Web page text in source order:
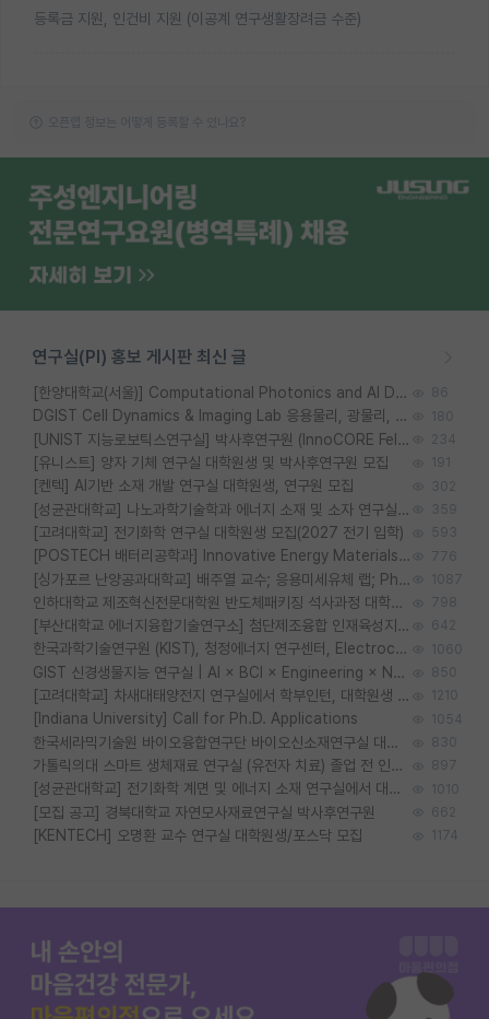
등록금 지원, 인건비 지원 (이공계 연구생활장려금 수준)
오픈랩 정보는 어떻게 등록할 수 있나요?
연구실(PI) 홍보 게시판 최신 글
[한양대학교(서울)] Computational Photonics and AI Design Lab 대학원생 모집 86
DGIST Cell Dynamics & Imaging Lab 응용물리, 광물리, 양자, 생물물리 대학원생 모집 [삼성과제, 전문연TO] 180
[UNIST 지능로보틱스연구실] 박사후연구원 (InnoCORE Fellow) 모집 공고 234
[유니스트] 양자 기체 연구실 대학원생 및 박사후연구원 모집 191
[켄텍] AI기반 소재 개발 연구실 대학원생, 연구원 모집 302
[성균관대학교] 나노과학기술학과 에너지 소재 및 소자 연구실 대학원생 모집 359
[고려대학교] 전기화학 연구실 대학원생 모집(2027 전기 입학) 593
[POSTECH 배터리공학과] Innovative Energy Materials Lab 대학원생 모집 (특성화대학원) 776
[싱가포르 난양공과대학교] 배주열 교수; 응용미세유체 랩; PhD/Postdoc/Visiting 모집 1087
인하대학교 제조혁신전문대학원 반도체패키징 석사과정 대학원생 모집 798
[부산대학교 에너지융합기술연구소] 첨단제조융합 인재육성지원 박사후연구원 채용 (이진홍 교수님 연구실) 642
한국과학기술연구원 (KIST), 청정에너지 연구센터, Electrochemical Materials and Devices (Emd) Lab에서 학생을 모집합니다. (연,고대) 1060
GIST 신경생물지능 연구실 | AI × BCI × Engineering × Neuroscience 이노코어 Post-doc 모집 850
[고려대학교] 차새대태양전지 연구실에서 학부인턴, 대학원생 및 Post.Doc.을 모집합니다. 1210
[Indiana University] Call for Ph.D. Applications 1054
한국세라믹기술원 바이오융합연구단 바이오신소재연구실 대학원생/학부인턴 모집 830
가톨릭의대 스마트 생체재료 연구실 (유전자 치료) 졸업 전 인턴 및 대학원생 모집 897
[성균관대학교] 전기화학 계면 및 에너지 소재 연구실에서 대학원생을 모집합니다. 1010
[모집 공고] 경북대학교 자연모사재료연구실 박사후연구원 662
[KENTECH] 오명환 교수 연구실 대학원생/포스닥 모집 1174